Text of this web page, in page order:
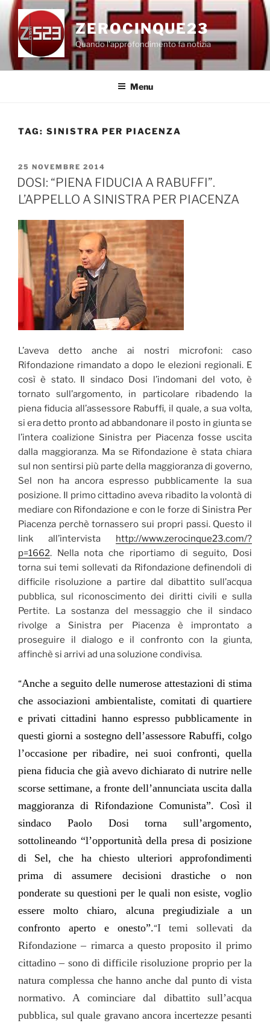
Salta
contenuto
ZEROCINQUE23
Quando l'approfondimento fa notizia
Menu
TAG: SINISTRA PER PIACENZA
PUBBLICATO
IL
25 NOVEMBRE 2014
DOSI: “PIENA FIDUCIA A RABUFFI”.
L’APPELLO A SINISTRA PER PIACENZA
L’aveva detto anche ai nostri microfoni: caso
Rifondazione rimandato a dopo le elezioni regionali. E
così è stato. Il sindaco Dosi l’indomani del voto, è
tornato sull’argomento, in particolare ribadendo la
piena fiducia all’assessore Rabuffi, il quale, a sua volta,
si era detto pronto ad abbandonare il posto in giunta se
l’intera coalizione Sinistra per Piacenza fosse uscita
dalla maggioranza. Ma se Rifondazione è stata chiara
sul non sentirsi più parte della maggioranza di governo,
Sel non ha ancora espresso pubblicamente la sua
posizione. Il primo cittadino aveva ribadito la volontà di
mediare con Rifondazione e con le forze di Sinistra Per
Piacenza perchè tornassero sui propri passi. Questo il
link all’intervista http://www.zerocinque23.com/?
p=1662. Nella nota che riportiamo di seguito, Dosi
torna sui temi sollevati da Rifondazione definendoli di
difficile risoluzione a partire dal dibattito sull’acqua
pubblica, sul riconoscimento dei diritti civili e sulla
Pertite. La sostanza del messaggio che il sindaco
rivolge a Sinistra per Piacenza è improntato a
proseguire il dialogo e il confronto con la giunta,
affinchè si arrivi ad una soluzione condivisa.
“Anche a seguito delle numerose attestazioni di stima
che associazioni ambientaliste, comitati di quartiere
e privati cittadini hanno espresso pubblicamente in
questi giorni a sostegno dell’assessore Rabuffi, colgo
l’occasione per ribadire, nei suoi confronti, quella
piena fiducia che già avevo dichiarato di nutrire nelle
scorse settimane, a fronte dell’annunciata uscita dalla
maggioranza di Rifondazione Comunista”. Così il
sindaco Paolo Dosi torna sull’argomento,
sottolineando “l’opportunità della presa di posizione
di Sel, che ha chiesto ulteriori approfondimenti
prima di assumere decisioni drastiche o non
ponderate su questioni per le quali non esiste, voglio
essere molto chiaro, alcuna pregiudiziale a un
confronto aperto e onesto”.“I temi sollevati da
Rifondazione – rimarca a questo proposito il primo
cittadino – sono di difficile risoluzione proprio per la
natura complessa che hanno anche dal punto di vista
normativo. A cominciare dal dibattito sull’acqua
pubblica, sul quale gravano ancora incertezze pesanti